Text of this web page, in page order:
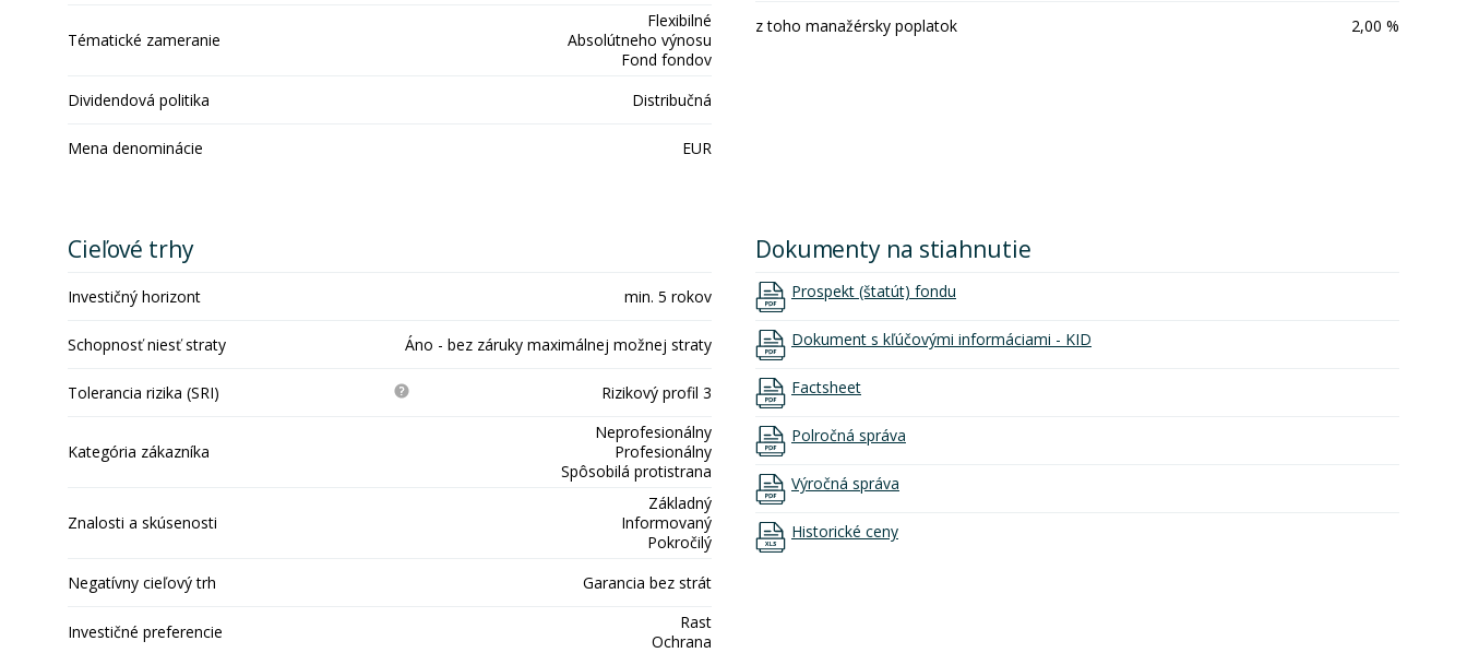
Tématické zameranie
Flexibilné
Absolútneho výnosu
Fond fondov
Dividendová politika
Distribučná
Mena denominácie EUR
z toho manažérsky poplatok 2,00 %
Cieľové trhy
Investičný horizont min. 5 rokov
Schopnosť niesť straty Áno - bez záruky maximálnej možnej straty
Tolerancia rizika (SRI) Rizikový profil 3
Kategória zákazníka
Neprofesionálny
Profesionálny
Spôsobilá protistrana
Znalosti a skúsenosti
Základný
Informovaný
Pokročilý
Negatívny cieľový trh
Garancia bez strát
Investičné preferencie
Rast
Ochrana
Dokumenty na stiahnutie
Prospekt (štatút) fondu
Dokument s kľúčovými informáciami - KID
Factsheet
Polročná správa
Výročná správa
Historické ceny